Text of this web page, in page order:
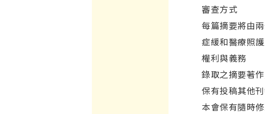
審查方式
每篇摘要將由
症緩和醫療照
權利與義務
錄取之摘要著
保有投稿其他
本會保有隨時